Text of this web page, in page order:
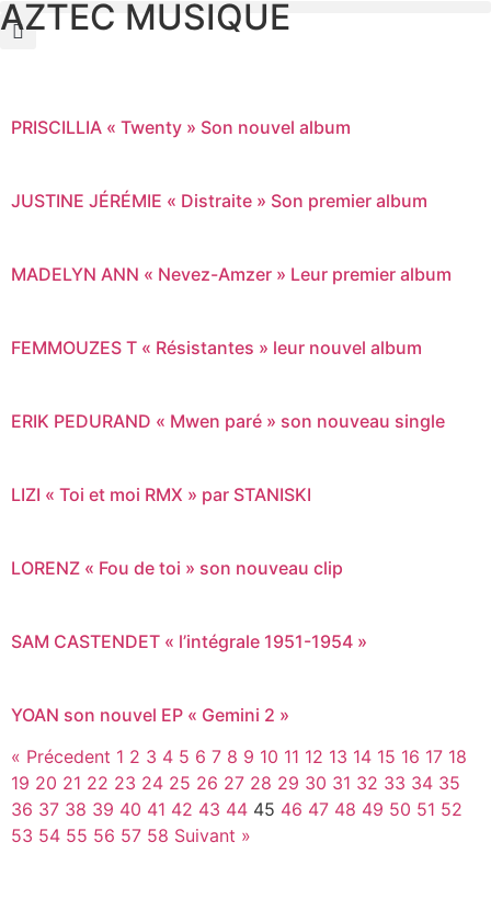
AZTEC MUSIQUE
PRISCILLIA « Twenty » Son nouvel album
JUSTINE JÉRÉMIE « Distraite » Son premier album
MADELYN ANN « Nevez-Amzer » Leur premier album
FEMMOUZES T « Résistantes » leur nouvel album
ERIK PEDURAND « Mwen paré » son nouveau single
LIZI « Toi et moi RMX » par STANISKI
LORENZ « Fou de toi » son nouveau clip
SAM CASTENDET « l’intégrale 1951-1954 »
YOAN son nouvel EP « Gemini 2 »
« Précedent 1 2 3 4 5 6 7 8 9 10 11 12 13 14 15 16 17 18
19 20 21 22 23 24 25 26 27 28 29 30 31 32 33 34 35
36 37 38 39 40 41 42 43 44 45 46 47 48 49 50 51 52
53 54 55 56 57 58 Suivant »